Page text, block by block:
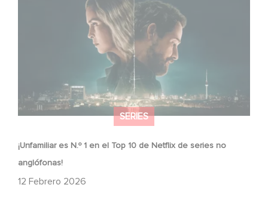
SERIES
¡Unfamiliar es N.º 1 en el Top 10 de Netflix de series no
anglófonas!
12 Febrero 2026